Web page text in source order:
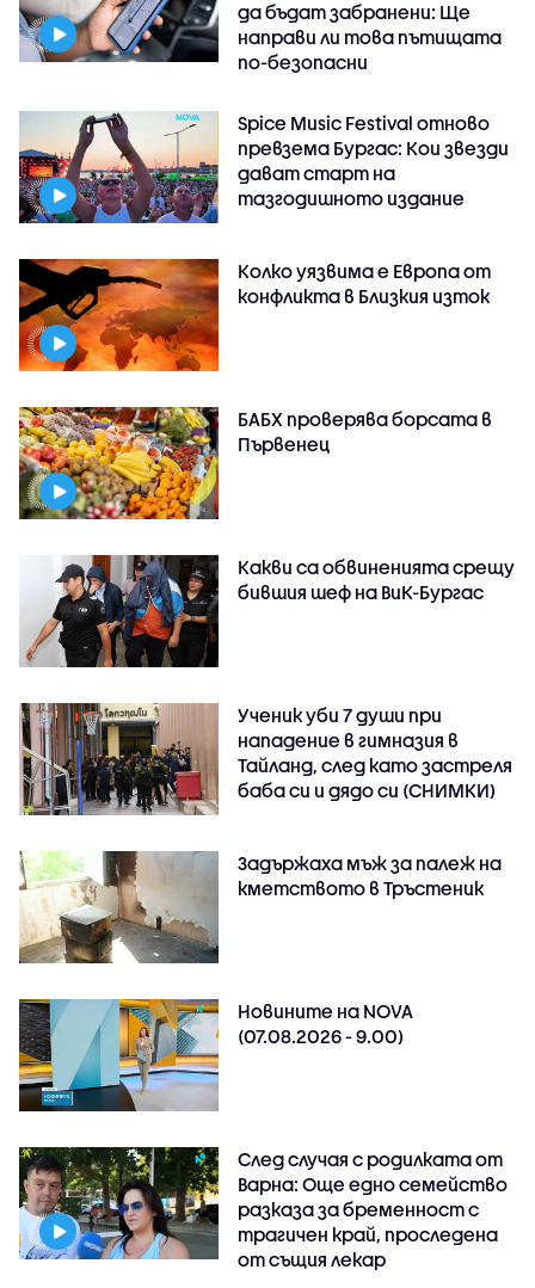
да бъдат забранени: Ще
направи ли това пътищата
по-безопасни
Spice Music Festival отново
превзема Бургас: Кои звезди
дават старт на
тазгодишното издание
Колко уязвима е Европа от
конфликта в Близкия изток
БАБХ проверява борсата в
Първенец
Какви са обвиненията срещу
бившия шеф на ВиК-Бургас
Ученик уби 7 души при
нападение в гимназия в
Тайланд, след като застреля
баба си и дядо си (СНИМКИ)
Задържаха мъж за палеж на
кметството в Тръстеник
Новините на NOVA
(07.08.2026 - 9.00)
След случая с родилката от
Варна: Още едно семейство
разказа за бременност с
трагичен край, проследена
от същия лекар